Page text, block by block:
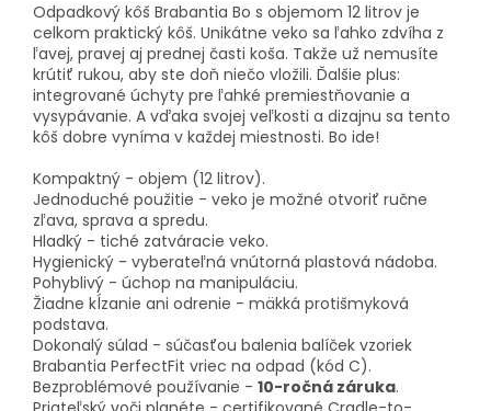
Odpadkový kôš Brabantia Bo s objemom 12 litrov je
celkom praktický kôš. Unikátne veko sa ľahko zdvíha z
ľavej, pravej aj prednej časti koša. Takže už nemusíte
krútiť rukou, aby ste doň niečo vložili. Ďalšie plus:
integrované úchyty pre ľahké premiestňovanie a
vysypávanie. A vďaka svojej veľkosti a dizajnu sa tento
kôš dobre vyníma v každej miestnosti. Bo ide!
Kompaktný - objem (12 litrov).
Jednoduché použitie - veko je možné otvoriť ručne
zľava, sprava a spredu.
Hladký - tiché zatváracie veko.
Hygienický - vyberateľná vnútorná plastová nádoba.
Pohyblivý - úchop na manipuláciu.
Žiadne kĺzanie ani odrenie - mäkká protišmyková
podstava.
Dokonalý súlad - súčasťou balenia balíček vzoriek
Brabantia PerfectFit vriec na odpad (kód C).
Bezproblémové používanie - 10-ročná záruka.